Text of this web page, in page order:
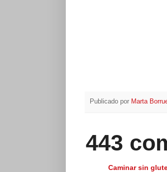
Publicado por Marta
443
Caminar sin